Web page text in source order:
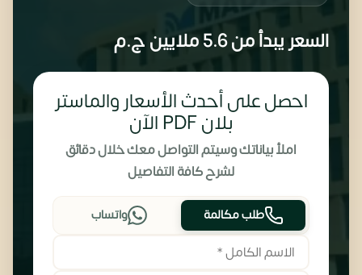
السعر يبدأ من5.6 ملايين ج.م
احصل على أحدث الأسعار والماستر
بلان PDF الآن
املأ بياناتك وسيتم التواصل معك خلال دقائق
لشرح كافة التفاصيل
طلب مكالمة واتساب